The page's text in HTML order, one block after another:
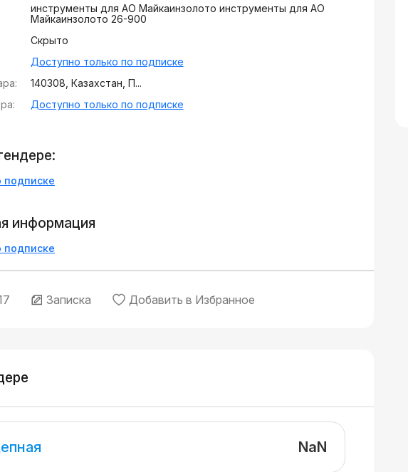
инструменты для АО Майкаинзолото инструменты для АО
Майкаинзолото 26-900
Скрыто
Доступно только по подписке
140308, Казахстан, П...
Доступно только по подписке
подписке
информация
подписке
Записка Добавить в Избранное
NaN